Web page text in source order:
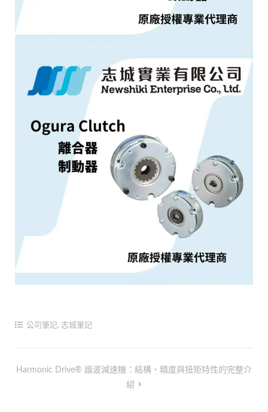
公司筆記, 志城筆記
文
Harmonic Drive® 諧波減速機：結構、精度與扭矩特性的完整介
紹